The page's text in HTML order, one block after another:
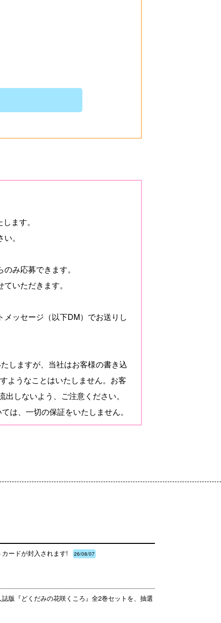
ます。
。
み応募できます。
いただきます。
ッセージ（以下DM）でお送りし
しますが、当社はお客様の書き込
ようなことはいたしません。お客
しないよう、ご注意ください。
は、一切の保証をいたしません。
ードが封入されます! 26/08/07
版『どくだみの花咲くころ』全2巻セットを、抽選